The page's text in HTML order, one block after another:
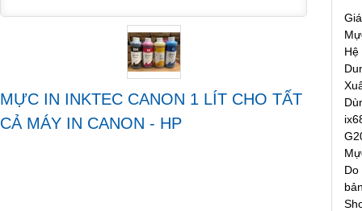
MỰC IN INKTEC CANON 1 LÍT CHO TẤT
CẢ MÁY IN CANON - HP